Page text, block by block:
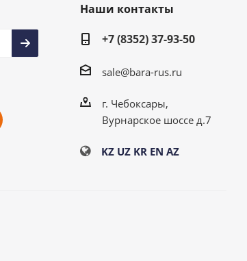
Наши контакты
+7 (8352) 37-93-50
sale@bara-rus.ru
г. Чебоксары,
Вурнарское шоссе д.7
KZ UZ KR EN AZ